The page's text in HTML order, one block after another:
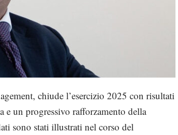
chiude l’esercizio 2025 con risultati
e un progressivo rafforzamento della
sono stati illustrati nel corso del